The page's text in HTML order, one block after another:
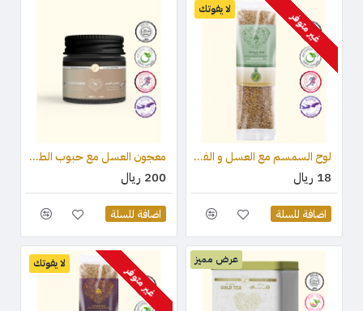
لا يفوتك
غير متوفر
لوح السمسم مع العسل و الفستق (قطعة واحدة) 75 جرام
18 ريال
اضافة للسلة
معجون العسل مع حبوب الطلع وغذاء ملكات النحل والعكبر 100 جرام
200 ريال
اضافة للسلة
عرض مميز لا يفوتك
غير متوفر